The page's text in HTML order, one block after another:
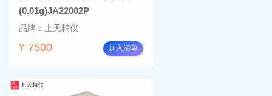
(0.01g)JA22002P
品牌：上天精仪
¥ 7500 加入清单